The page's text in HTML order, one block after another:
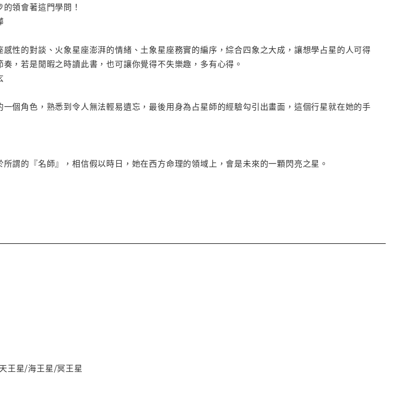
領會著這門學問！
性的對談、火象星座澎湃的情緒、土象星座務實的編序，綜合四象之大成，讓想學占星的人可得
，若是閒暇之時讀此書，也可讓你覺得不失樂趣，多有心得。
個角色，熟悉到令人無法輕易遺忘，最後用身為占星師的經驗勾引出畫面，這個行星就在她的手
謂的『名師』，相信假以時日，她在西方命理的領域上，會是未來的一顆閃亮之星。
王星/海王星/冥王星